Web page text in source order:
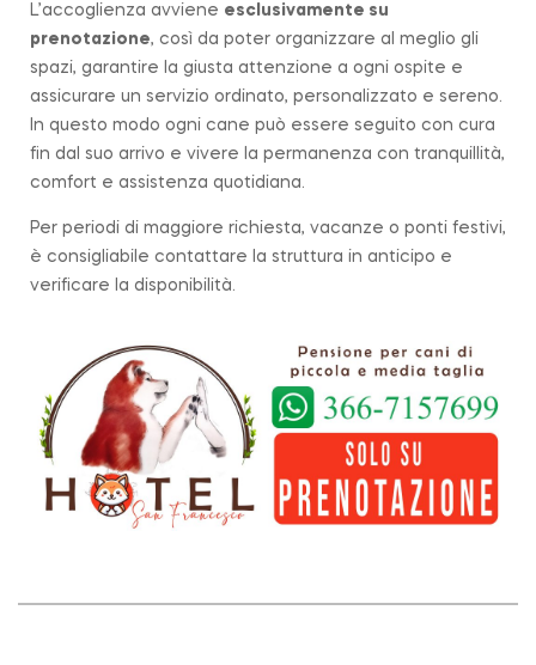
L’accoglienza avviene esclusivamente su
prenotazione, così da poter organizzare al meglio gli
spazi, garantire la giusta attenzione a ogni ospite e
assicurare un servizio ordinato, personalizzato e sereno.
In questo modo ogni cane può essere seguito con cura
fin dal suo arrivo e vivere la permanenza con tranquillità,
comfort e assistenza quotidiana.
Per periodi di maggiore richiesta, vacanze o ponti festivi,
è consigliabile contattare la struttura in anticipo e
verificare la disponibilità.